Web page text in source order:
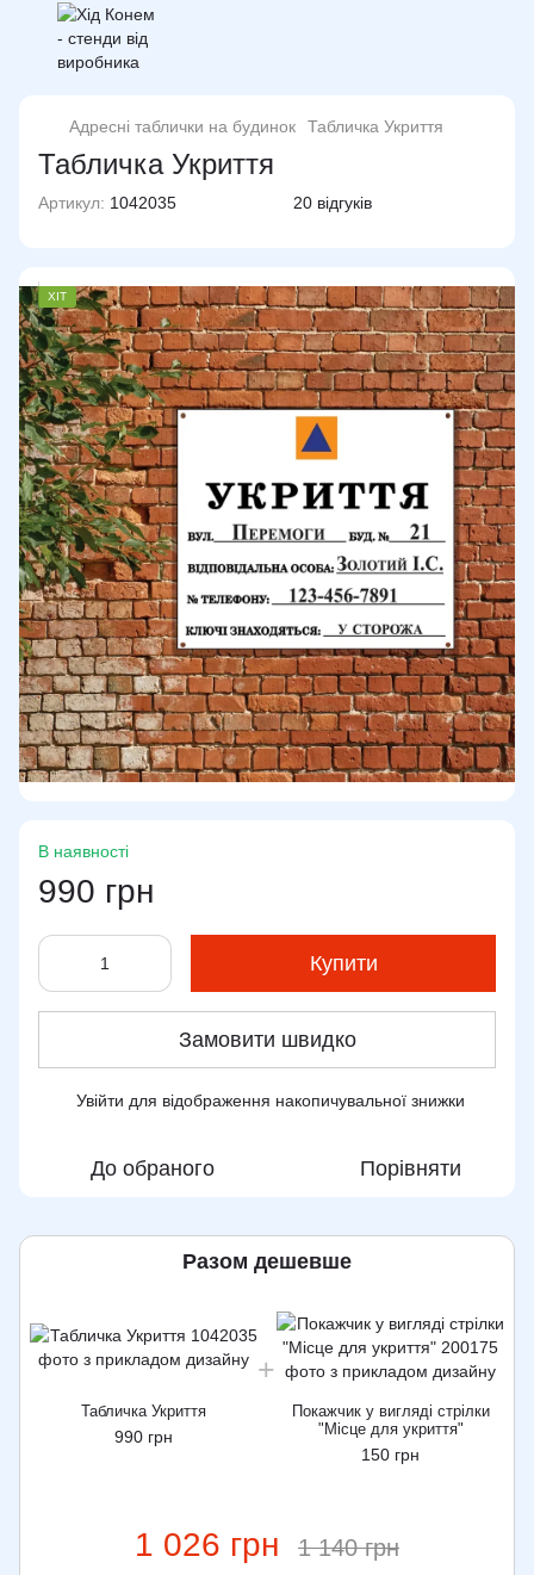
Адресні таблички на будинок Табличка Укриття
Табличка Укриття
Артикул: 1042035 20 відгуків
ХІТ
В наявності
990 грн
Купити
Замовити швидко
Увійти для відображення накопичувальної знижки
До обраного Порівняти
Разом дешевше
Табличка Укриття
990 грн
Покажчик у вигляді стрілки
"Місце для укриття"
150 грн
1 026 грн 1 140 грн